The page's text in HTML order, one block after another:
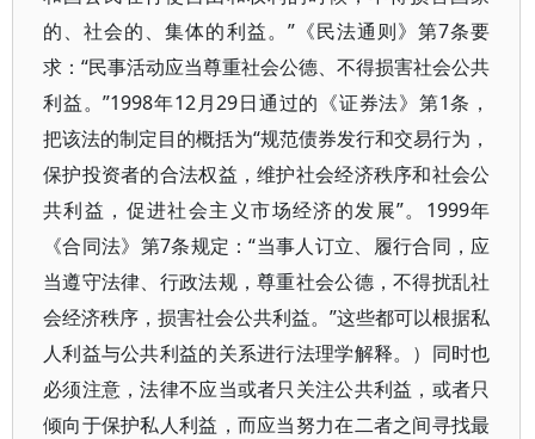
的、社会的、集体的利益。”《民法通则》第7条要
求：“民事活动应当尊重社会公德、不得损害社会公共
利益。”1998年12月29日通过的《证券法》第1条，
把该法的制定目的概括为“规范债券发行和交易行为，
保护投资者的合法权益，维护社会经济秩序和社会公
共利益，促进社会主义市场经济的发展”。1999年
《合同法》第7条规定：“当事人订立、履行合同，应
当遵守法律、行政法规，尊重社会公德，不得扰乱社
会经济秩序，损害社会公共利益。”这些都可以根据私
人利益与公共利益的关系进行法理学解释。）同时也
必须注意，法律不应当或者只关注公共利益，或者只
倾向于保护私人利益，而应当努力在二者之间寻找最